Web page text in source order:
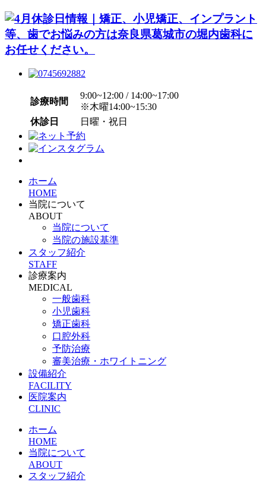
診療時間
9:00~12:00 / 14:00~17:00
※木曜14:00~15:30
休診日
日曜・祝日
ホーム
HOME
当院について
ABOUT
当院について
当院の施設基準
スタッフ紹介
STAFF
診療案内
MEDICAL
一般歯科
小児歯科
矯正歯科
口腔外科
予防治療
審美治療・ホワイトニング
設備紹介
FACILITY
医院案内
CLINIC
ホーム
HOME
当院について
ABOUT
スタッフ紹介